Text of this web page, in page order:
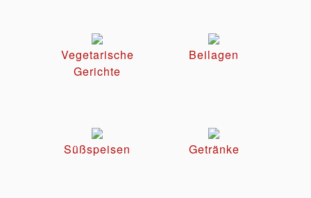
Vegetarische
Gerichte
Beilagen
Süßspeisen Getränke